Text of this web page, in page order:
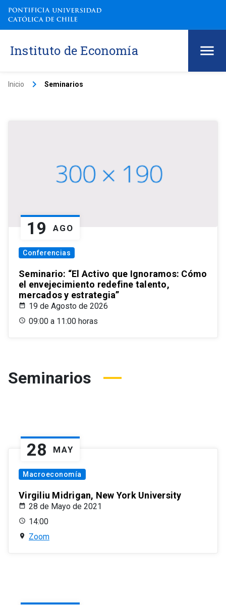
Instituto de Economía
Inicio keyboard_arrow_right Seminarios
19 AGO
Conferencias
Seminario: “El Activo que Ignoramos: Cómo
el envejecimiento redefine talento,
mercados y estrategia”
19 de Agosto de 2026
09:00 a 11:00 horas
Seminarios
28 MAY
Macroeconomía
Virgiliu Midrigan, New York University
28 de Mayo de 2021
14:00
Zoom